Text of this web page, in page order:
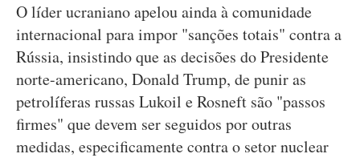
O líder ucraniano apelou ainda à comunidade
internacional para impor "sanções totais" contra a
Rússia, insistindo que as decisões do Presidente
norte-americano, Donald Trump, de punir as
petrolíferas russas Lukoil e Rosneft são "passos
firmes" que devem ser seguidos por outras
medidas, especificamente contra o setor nuclear